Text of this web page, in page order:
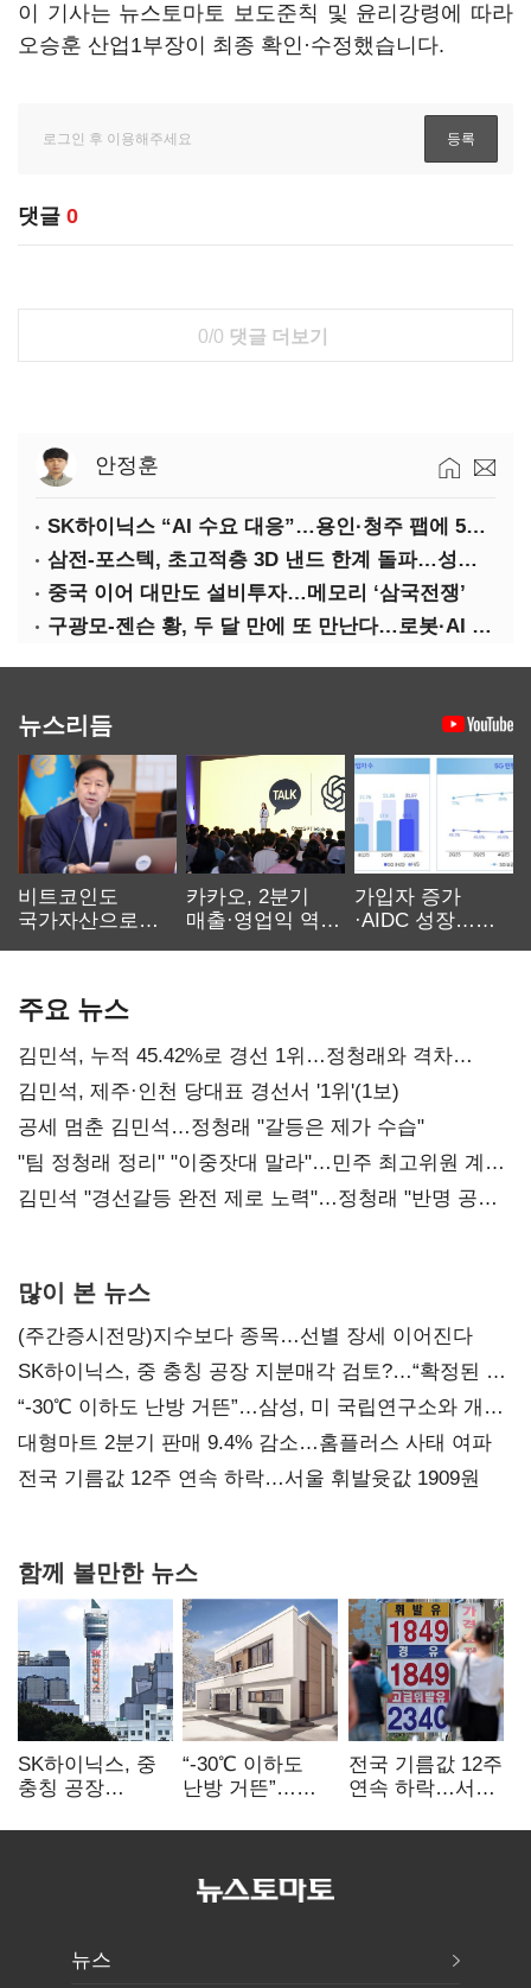
이 기사는 뉴스토마토 보도준칙 및 윤리강령에 따라
오승훈 산업1부장이 최종 확인·수정했습니다.
댓글 0
0/0 댓글 더보기
안정훈
SK하이닉스 “AI 수요 대응”…용인·청주 팹에 54조 투자
삼전-포스텍, 초고적층 3D 낸드 한계 돌파…성능·전력효율 개선
중국 이어 대만도 설비투자…메모리 ‘삼국전쟁’
구광모-젠슨 황, 두 달 만에 또 만난다…로봇·AI 등 논의
뉴스리듬
비트코인도
국가자산으로…'
카카오, 2분기
매출·영업익 역대
가입자 증가
·AIDC 성장…
주요 뉴스
김민석, 누적 45.42%로 경선 1위…정청래와 격차
0.86%p(2보)
김민석, 제주·인천 당대표 경선서 '1위'(1보)
공세 멈춘 김민석…정청래 "갈등은 제가 수습"
"팀 정청래 정리" "이중잣대 말라"…민주 최고위원 계파
다툼 격화
김민석 "경선갈등 완전 제로 노력"…정청래 "반명 공세
많이 본 뉴스
(주간증시전망)지수보다 종목…선별 장세 이어진다
SK하이닉스, 중 충칭 공장 지분매각 검토?…“확정된 바
없어”
“-30℃ 이하도 난방 거뜬”…삼성, 미 국립연구소와 개발
협력
대형마트 2분기 판매 9.4% 감소…홈플러스 사태 여파
전국 기름값 12주 연속 하락…서울 휘발윳값 1909원
함께 볼만한 뉴스
SK하이닉스, 중
충칭 공장
검토?…“확정된
“-30℃ 이하도
난방 거뜬”…
국립연구소와
전국 기름값 12주
연속 하락…서울
뉴스